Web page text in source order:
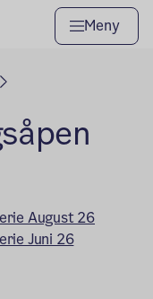
Meny
August 26
Juni 26